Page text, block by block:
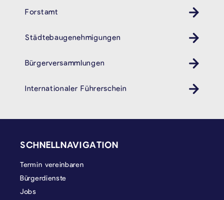
Forstamt
Städtebaugenehmigungen
Bürgerversammlungen
Internationaler Führerschein
SCHNELLNAVIGATION
Termin vereinbaren
Bürgerdienste
Jobs